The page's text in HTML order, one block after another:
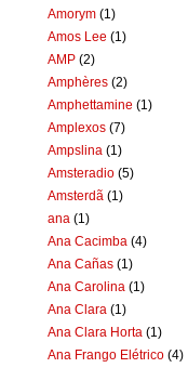
Amorym (1)
Amos Lee (1)
AMP (2)
Amphères (2)
Amphettamine (1)
Amplexos (7)
Ampslina (1)
Amsteradio (5)
Amsterdã (1)
ana (1)
Ana Cacimba (4)
Ana Cañas (1)
Ana Carolina (1)
Ana Clara (1)
Ana Clara Horta (1)
Ana Frango Elétrico (4)